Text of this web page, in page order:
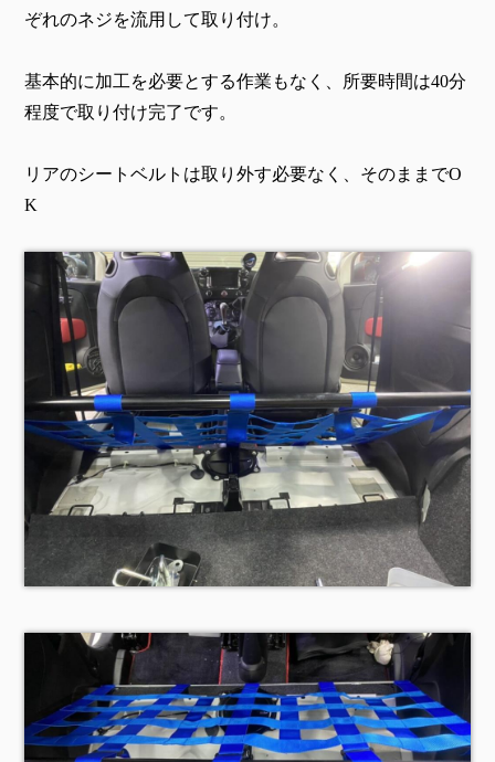
ぞれのネジを流用して取り付け。
基本的に加工を必要とする作業もなく、所要時間は40分
程度で取り付け完了です。
リアのシートベルトは取り外す必要なく、そのままでO
K